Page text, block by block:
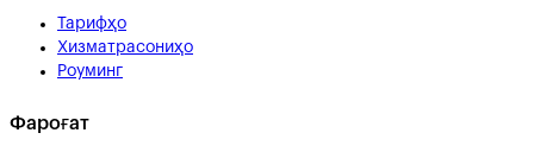
Тарифҳо
Хизматрасониҳо
Роуминг
Фароғат